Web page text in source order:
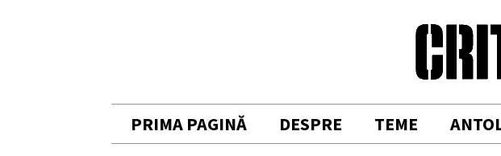
PRIMA PAGINĂ DESPRE TEME